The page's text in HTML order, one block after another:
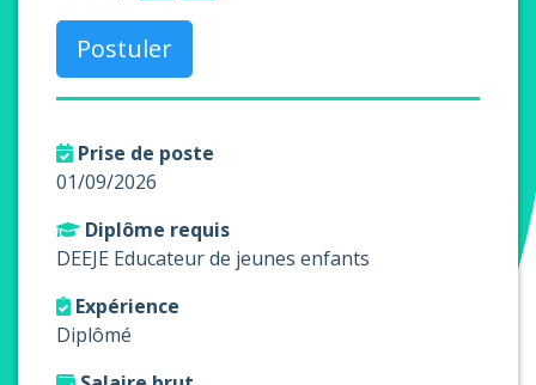
Postuler
Prise de poste
01/09/2026
Diplôme requis
DEEJE Educateur de jeunes enfants
Expérience
Diplômé